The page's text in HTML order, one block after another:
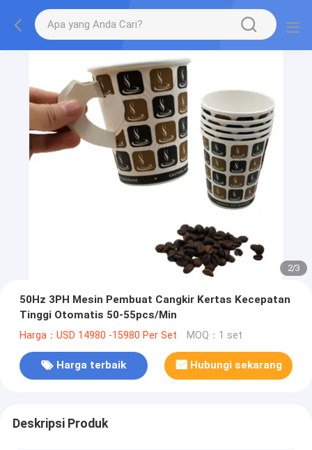
2/3
50Hz 3PH Mesin Pembuat Cangkir Kertas Kecepatan
Tinggi Otomatis 50-55pcs/Min
Harga：USD 14980 -15980 Per Set MOQ：1 set
Harga terbaik Hubungi sekarang
Deskripsi Produk